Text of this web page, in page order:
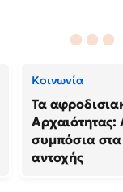
Κοινωνία
Τα
Αρχαιότητας:
συμπόσια στα
αντοχής